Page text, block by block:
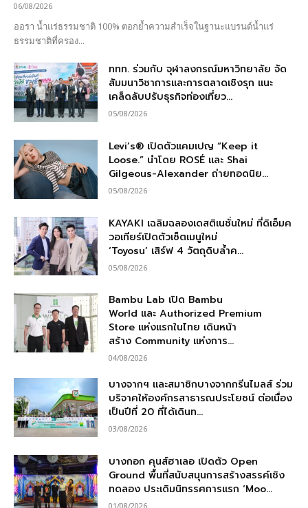
06/08/2026
ออรา น้ำแร่ธรรมชาติ 100% ตอกย้ำความสำเร็จในฐานะแบรนด์น้ำแร่
ธรรมชาติที่ครอง...
ททท. ร่วมกับ จุฬาลงกรณ์มหาวิทยาลัย จัด
สัมมนาวิชาการและการตลาดเชิงรุก แนะ
เคล็ดลับปรับธุรกิจท่องเที่ยว...
05/08/2026
Levi’s® เปิดตัวแคมเปญ “Keep it
Loose.” นำโดย ROSÉ และ Shai
Gilgeous-Alexander ถ่ายทอดนิย...
05/08/2026
KAYAKI เฉลิมฉลองเดสติเนชั่นใหม่ ที่ดิเอ็มค
วอเทียร์เปิดตัวเซ็ตเมนูใหม่
‘Toyosu’ เสิร์ฟ 4 วัตถุดิบล้ำค...
05/08/2026
Bambu Lab เปิด Bambu
World และ Authorized Premium
Store แห่งแรกในไทย เดินหน้า
สร้าง Community แห่งการ...
04/08/2026
บางจากฯ และสมาชิกบางจากกรีนไมลส์ ร่วม
บริจาคให้องค์กรสาธารณประโยชน์ ต่อเนื่อง
เป็นปีที่ 20 ที่ได้เดินท...
03/08/2026
บางกอก คุนส์ฮาเลอ เปิดตัว Open
Ground พื้นที่สนับสนุนการสร้างสรรค์เชิง
ทดลอง ประเดิมนิทรรศการแรก ‘Moo...
01/08/2026